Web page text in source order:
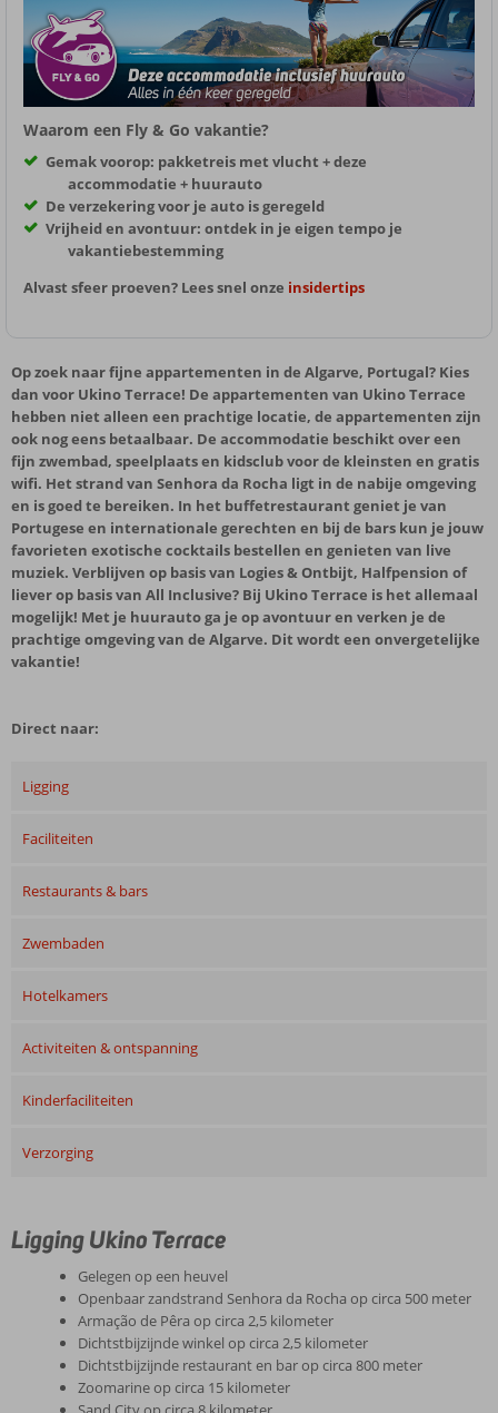
Waarom een Fly & Go vakantie?
Gemak voorop: pakketreis met vlucht + deze
accommodatie + huurauto
De verzekering voor je auto is geregeld
Vrijheid en avontuur: ontdek in je eigen tempo je
vakantiebestemming
Alvast sfeer proeven? Lees snel onze insidertips
Op zoek naar fijne appartementen in de Algarve, Portugal? Kies
dan voor Ukino Terrace! De appartementen van Ukino Terrace
hebben niet alleen een prachtige locatie, de appartementen zijn
ook nog eens betaalbaar. De accommodatie beschikt over een
fijn zwembad, speelplaats en kidsclub voor de kleinsten en gratis
wifi. Het strand van Senhora da Rocha ligt in de nabije omgeving
en is goed te bereiken. In het buffetrestaurant geniet je van
Portugese en internationale gerechten en bij de bars kun je jouw
favorieten exotische cocktails bestellen en genieten van live
muziek. Verblijven op basis van Logies & Ontbijt, Halfpension of
liever op basis van All Inclusive? Bij Ukino Terrace is het allemaal
mogelijk! Met je huurauto ga je op avontuur en verken je de
prachtige omgeving van de Algarve. Dit wordt een onvergetelijke
vakantie!
Direct naar:
Ligging
Faciliteiten
Restaurants & bars
Zwembaden
Hotelkamers
Activiteiten & ontspanning
Kinderfaciliteiten
Verzorging
Ligging Ukino Terrace
Gelegen op een heuvel
Openbaar zandstrand Senhora da Rocha op circa 500 meter
Armação de Pêra op circa 2,5 kilometer
Dichtstbijzijnde winkel op circa 2,5 kilometer
Dichtstbijzijnde restaurant en bar op circa 800 meter
Zoomarine op circa 15 kilometer